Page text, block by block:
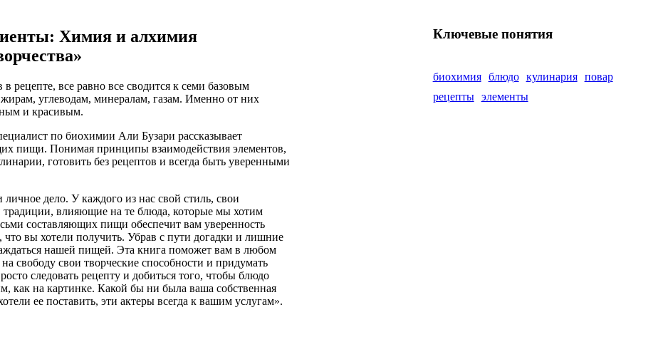
Химия и алхимия
рецепте, все равно все сводится к семи базовым
углеводам, минералам, газам. Именно от них
и красивым.
по биохимии Али Бузари рассказывает
пищи. Понимая принципы взаимодействия элементов,
готовить без рецептов и всегда быть уверенными
дело. У каждого из нас свой стиль, свои
традиции, влияющие на те блюда, которые мы хотим
составляющих пищи обеспечит вам уверенность
вы хотели получить. Убрав с пути догадки и лишние
нашей пищей. Эта книга поможет вам в любом
свободу свои творческие способности и придумать
следовать рецепту и добиться того, чтобы блюдо
как на картинке. Какой бы ни была ваша собственная
ее поставить, эти актеры всегда к вашим услугам».
Ключевые понятия
биохимия блюдо кулинария
повар
рецепты
элементы